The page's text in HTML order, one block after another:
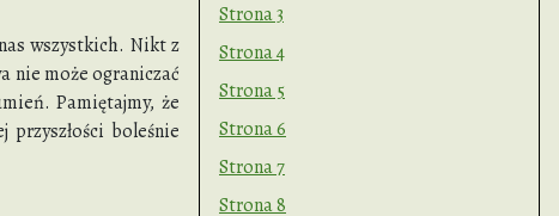
Strona 3
Strona 4
Strona 5
Strona 6
Strona 7
Strona 8
wszystkich. Nikt z
nie może ograniczać
Pamiętajmy, że
przyszłości boleśnie